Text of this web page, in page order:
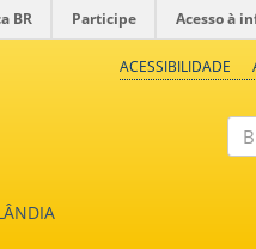
BR Participe Acesso à
ACESSIBILIDADE